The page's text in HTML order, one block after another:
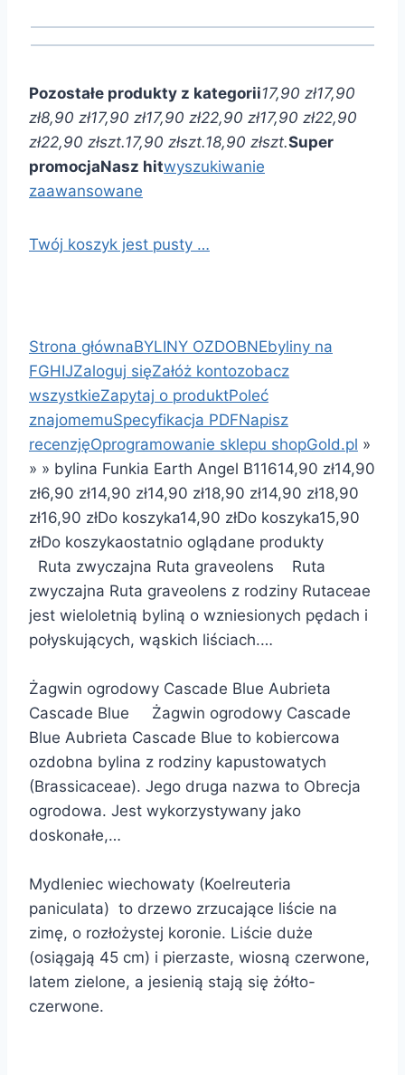
Pozostałe produkty z kategorii17,90 zł17,90
zł8,90 zł17,90 zł17,90 zł22,90 zł17,90 zł22,90
zł22,90 złszt.17,90 złszt.18,90 złszt.Super
promocjaNasz hitwyszukiwanie
zaawansowane
Twój koszyk jest pusty …
Strona głównaBYLINY OZDOBNEbyliny na
FGHIJZaloguj sięZałóż kontozobacz
wszystkieZapytaj o produktPoleć
znajomemuSpecyfikacja PDFNapisz
recenzjęOprogramowanie sklepu shopGold.pl »
» » bylina Funkia Earth Angel B11614,90 zł14,90
zł6,90 zł14,90 zł14,90 zł18,90 zł14,90 zł18,90
zł16,90 złDo koszyka14,90 złDo koszyka15,90
złDo koszykaostatnio oglądane produkty
Ruta zwyczajna Ruta graveolens Ruta
zwyczajna Ruta graveolens z rodziny Rutaceae
jest wieloletnią byliną o wzniesionych pędach i
połyskujących, wąskich liściach.…
Żagwin ogrodowy Cascade Blue Aubrieta
Cascade Blue Żagwin ogrodowy Cascade
Blue Aubrieta Cascade Blue to kobiercowa
ozdobna bylina z rodziny kapustowatych
(Brassicaceae). Jego druga nazwa to Obrecja
ogrodowa. Jest wykorzystywany jako
doskonałe,…
Mydleniec wiechowaty (Koelreuteria
paniculata) to drzewo zrzucające liście na
zimę, o rozłożystej koronie. Liście duże
(osiągają 45 cm) i pierzaste, wiosną czerwone,
latem zielone, a jesienią stają się żółto-
czerwone.